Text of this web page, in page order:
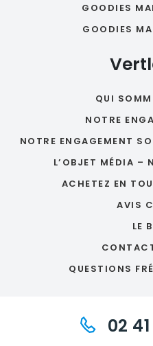
GOODIES
GOODIES
QUI
NOTRE
NOTRE ENGAGEMENT
L’OBJET MÉDIA –
ACHETEZ EN
AVIS
LE
QUESTIONS
02